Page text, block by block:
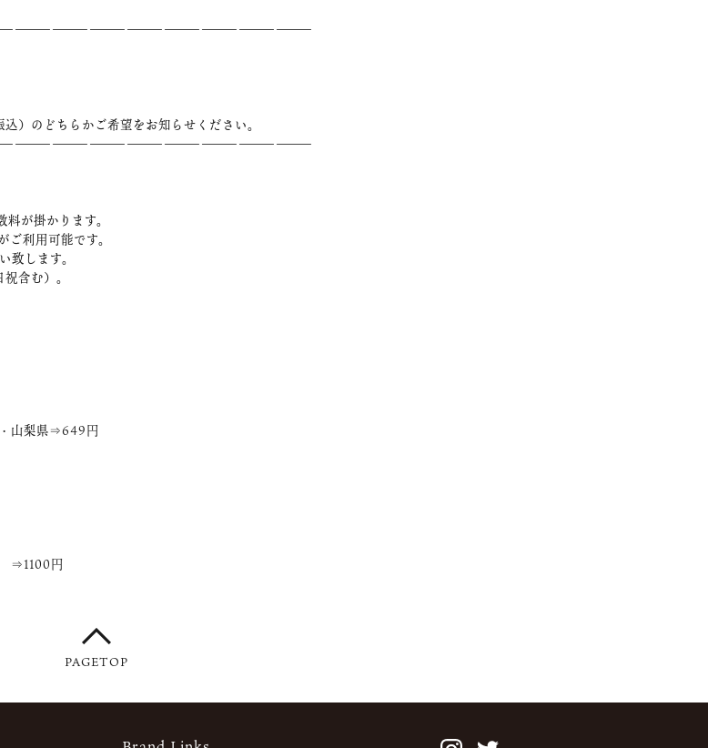
）のどちらかご希望をお知らせください。
が掛かります。
利用可能です。
致します。
含む）。
山梨県⇒649円
⇒1100円
PAGETOP